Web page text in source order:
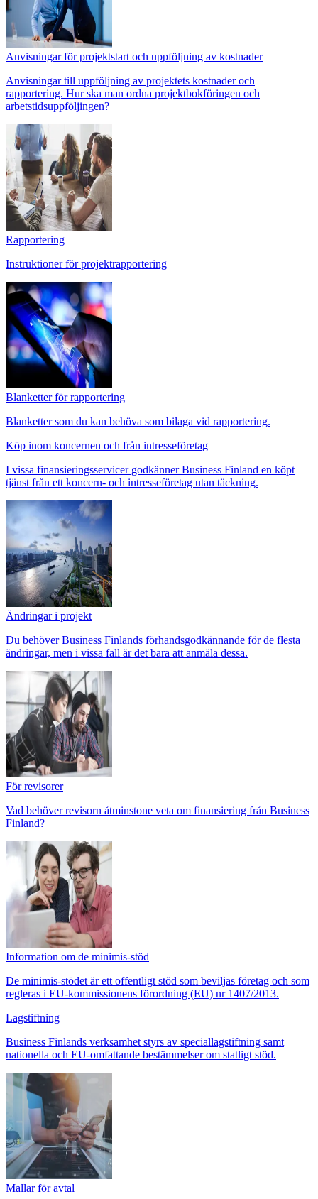
Anvisningar för projektstart och uppföljning av kostnader
Anvisningar till uppföljning av projektets kostnader och
rapportering. Hur ska man ordna projektbokföringen och
arbetstidsuppföljingen?
Rapportering
Instruktioner för projektrapportering
Blanketter för rapportering
Blanketter som du kan behöva som bilaga vid rapportering.
Köp inom koncernen och från intresseföretag
I vissa finansieringsservicer godkänner Business Finland en köpt
tjänst från ett koncern- och intresseföretag utan täckning.
Ändringar i projekt
Du behöver Business Finlands förhandsgodkännande för de flesta
ändringar, men i vissa fall är det bara att anmäla dessa.
För revisorer
Vad behöver revisorn åtminstone veta om finansiering från Business
Finland?
Information om de minimis-stöd
De minimis-stödet är ett offentligt stöd som beviljas företag och som
regleras i EU-kommissionens förordning (EU) nr 1407/2013.
Lagstiftning
Business Finlands verksamhet styrs av speciallagstiftning samt
nationella och EU-omfattande bestämmelser om statligt stöd.
Mallar för avtal